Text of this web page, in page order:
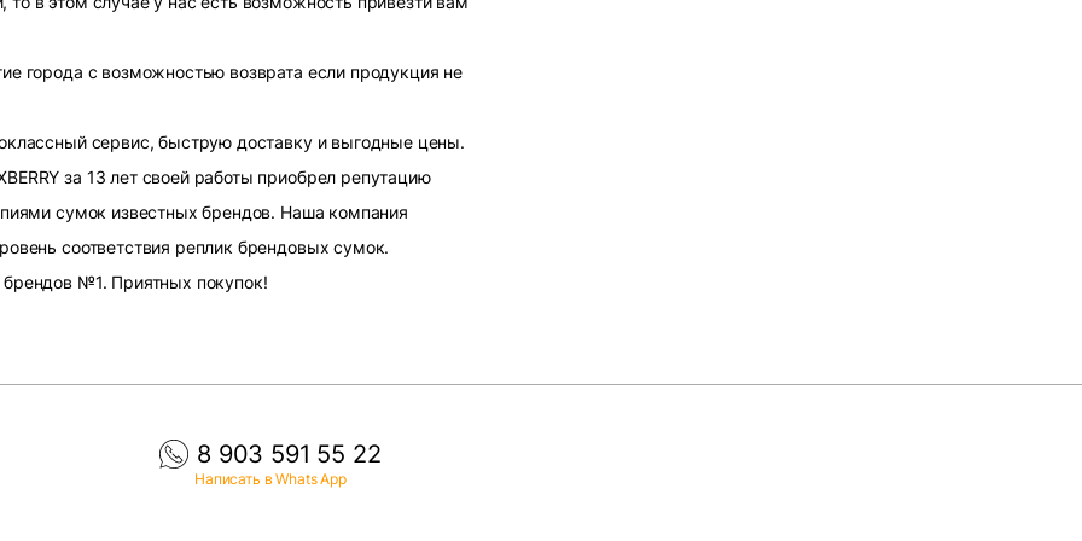
города с возможностью возврата если продукция не
сервис, быструю доставку и выгодные цены.
за 13 лет своей работы приобрел репутацию
сумок известных брендов. Наша компания
соответствия реплик брендовых сумок.
брендов №1. Приятных покупок!
8 903 591 55 22
Написать в Whats App